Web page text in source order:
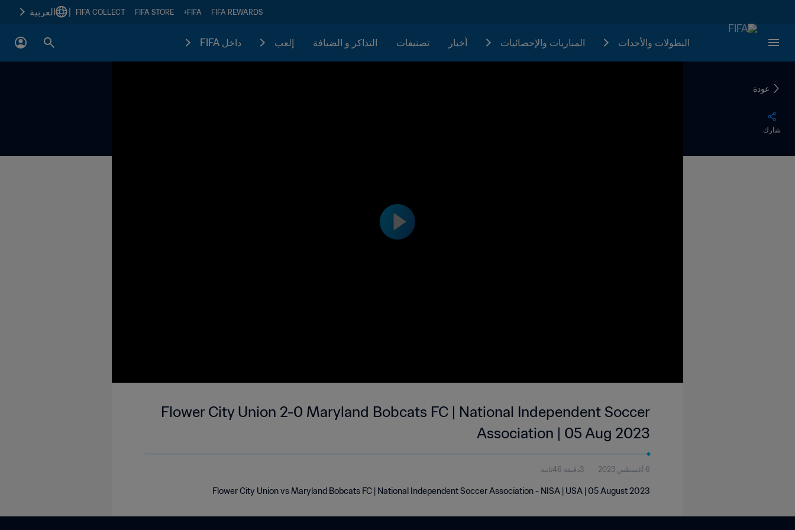
FIFA REWARDS
FIFA+
FIFA STORE
FIFA COLLECT العربية
البطولات والأحدات المباريات والإحصائيات أخبار تصنيفات التذاكر و الضيافة إلعب داخل FIFA
عودة
شارك
Flower City Union 2-0 Maryland Bobcats FC | National Independent Soccer
Association | 05 Aug 2023
6 أغسطس 2023 3دقيقة 46ثانية
Flower City Union vs Maryland Bobcats FC | National Independent Soccer Association - NISA | USA | 05 August 2023